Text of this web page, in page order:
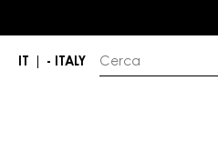
IT - ITALY